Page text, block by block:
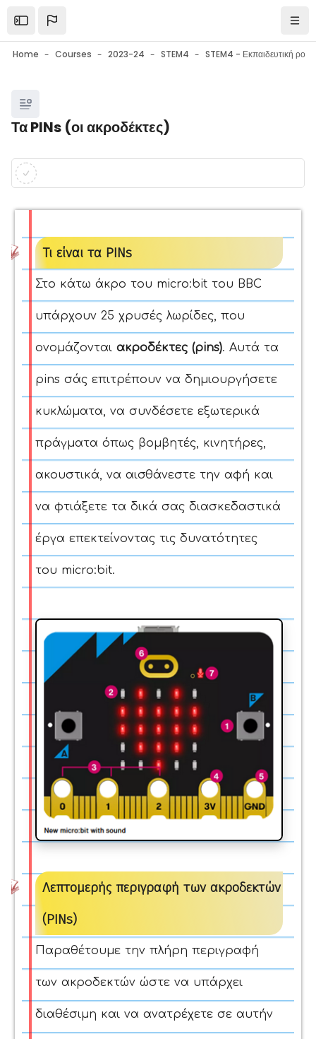
Open the sidebar
Home Courses 2023-24 STEM4
Blocks
Τα PINs (οι ακροδέκτες)
Blocks
Completion requirements
Τι είναι τα PINs
Στο κάτω άκρο του micro:bit του BBC
υπάρχουν 25 χρυσές λωρίδες, που
ονομάζονται ακροδέκτες (pins). Αυτά τα
pins σάς επιτρέπουν να δημιουργήσετε
κυκλώματα, να συνδέσετε εξωτερικά
πράγματα όπως βομβητές, κινητήρες,
ακουστικά, να αισθάνεστε την αφή και
να φτιάξετε τα δικά σας διασκεδαστικά
έργα επεκτείνοντας τις δυνατότητες
του micro:bit.
Λεπτομερής περιγραφή των ακροδεκτών
(PINs)
Παραθέτουμε την πλήρη περιγραφή
των ακροδεκτών ώστε να υπάρχει
διαθέσιμη και να ανατρέχετε σε αυτήν